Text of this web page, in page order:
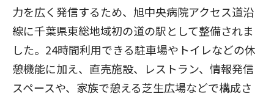
力を広く発信するため、旭中央病院アクセス道沿
線に千葉県東総地域初の道の駅として整備されま
した。24時間利用できる駐車場やトイレなどの休
憩機能に加え、直売施設、レストラン、情報発信
スペースや、家族で憩える芝生広場などで構成さ